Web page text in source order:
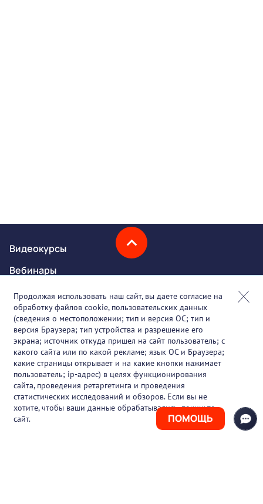
ПОМОЩЬ
Видеокурсы
Вебинары
Онлайн-события
Партнеры
О проекте
Вакансии
Блог
Контакты
Продолжая использовать наш сайт, вы даете согласие на
обработку файлов cookie, пользовательских данных
(сведения о местоположении; тип и версия ОС; тип и
версия Браузера; тип устройства и разрешение его
экрана; источник откуда пришел на сайт пользователь; с
какого сайта или по какой рекламе; язык ОС и Браузера;
какие страницы открывает и на какие кнопки нажимает
пользователь; ip-адрес) в целях функционирования
сайта, проведения ретаргетинга и проведения
статистических исследований и обзоров. Если вы не
хотите, чтобы ваши данные обрабатывались, покиньте
сайт.